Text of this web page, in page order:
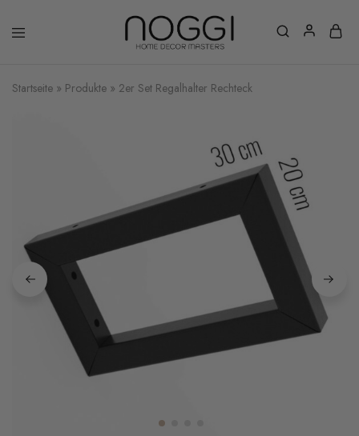
Startseite » Produkte » 2er Set Regalhalter Rechteck